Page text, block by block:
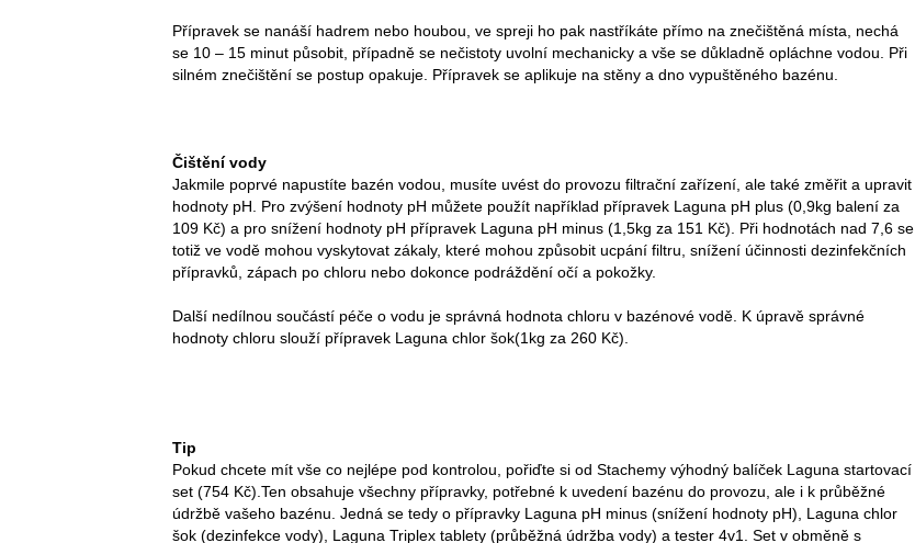
Přípravek se nanáší hadrem nebo houbou, ve spreji ho pak nastříkáte přímo na znečištěná místa, nechá
se 10 – 15 minut působit, případně se nečistoty uvolní mechanicky a vše se důkladně opláchne vodou. Při
silném znečištění se postup opakuje. Přípravek se aplikuje na stěny a dno vypuštěného bazénu.
Čištění vody
Jakmile poprvé napustíte bazén vodou, musíte uvést do provozu filtrační zařízení, ale také změřit a upravit
hodnoty pH. Pro zvýšení hodnoty pH můžete použít například přípravek Laguna pH plus (0,9kg balení za
109 Kč) a pro snížení hodnoty pH přípravek Laguna pH minus (1,5kg za 151 Kč). Při hodnotách nad 7,6 se
totiž ve vodě mohou vyskytovat zákaly, které mohou způsobit ucpání filtru, snížení účinnosti dezinfekčních
přípravků, zápach po chloru nebo dokonce podráždění očí a pokožky.
Další nedílnou součástí péče o vodu je správná hodnota chloru v bazénové vodě. K úpravě správné
hodnoty chloru slouží přípravek Laguna chlor šok(1kg za 260 Kč).
Tip
Pokud chcete mít vše co nejlépe pod kontrolou, pořiďte si od Stachemy výhodný balíček Laguna startovací
set (754 Kč). Ten obsahuje všechny přípravky, potřebné k uvedení bazénu do provozu, ale i k průběžné
údržbě vašeho bazénu. Jedná se tedy o přípravky Laguna pH minus (snížení hodnoty pH), Laguna chlor
šok (dezinfekce vody), Laguna Triplex tablety (průběžná údržba vody) a tester 4v1. Set v obměně s